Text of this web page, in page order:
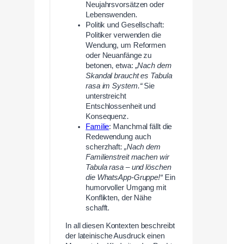
Neujahrsvorsätzen oder
Lebenswenden.
Politik und Gesellschaft:
Politiker verwenden die
Wendung, um Reformen
oder Neuanfänge zu
betonen, etwa: „Nach dem
Skandal braucht es Tabula
rasa im System.“Sie
unterstreicht
Entschlossenheit und
Konsequenz.
Familie: Manchmal fällt die
Redewendung auch
scherzhaft: „Nach dem
Familienstreit machen wir
Tabula rasa – und löschen
die WhatsApp-Gruppe!“Ein
humorvoller Umgang mit
Konflikten, der Nähe
schafft.
In all diesen Kontexten beschreibt
der lateinische Ausdruck einen